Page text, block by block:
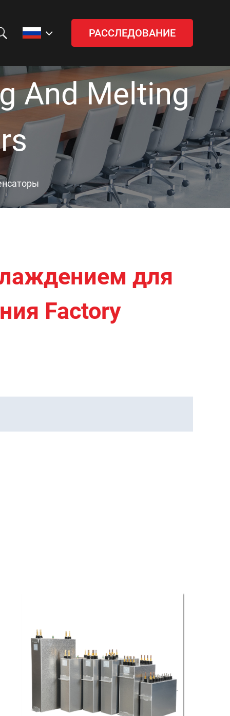
РАССЛЕДОВАНИЕ
And Melting
для
Factory